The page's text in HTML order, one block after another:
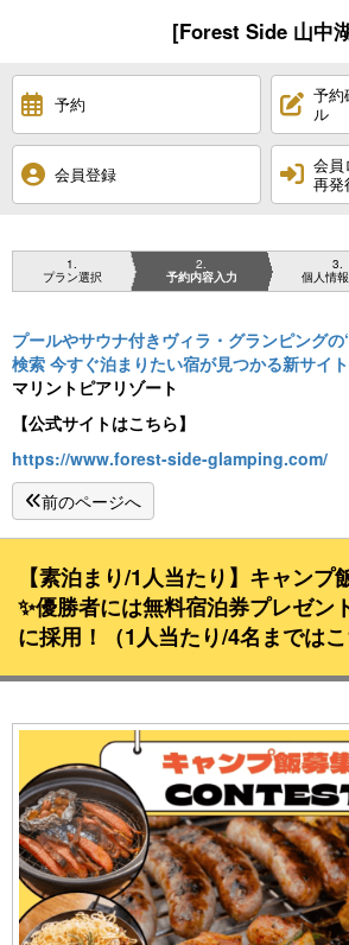
[Forest Side 山中
予約
予約
ル
会員登録
会員
再発
1
プラン選択
2
予約内容入力
3
個人情
プールやサウナ付きヴィラ・グランピング
検索 今すぐ泊まりたい宿が見つかる新サイ
マリントピアリゾート
【公式サイトはこちら】
https://www.forest-side-glamping.com/
前のページへ
【素泊まり/1人当たり】キャンプ
✨優勝者には無料宿泊券プレゼン
に採用！（1人当たり/4名まではこ